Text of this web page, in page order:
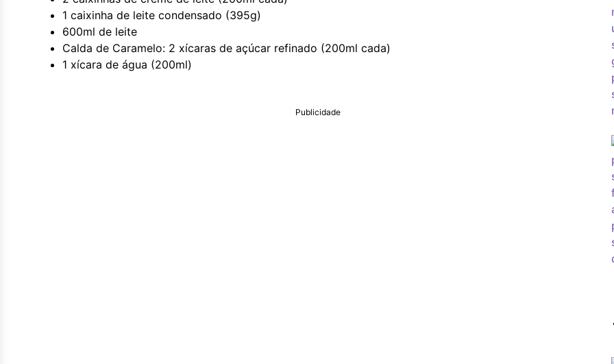
1 caixinha de leite condensado (395g)
600ml de leite
Calda de Caramelo: 2 xícaras de açúcar refinado (200ml cada)
1 xícara de água (200ml)
Publicidade